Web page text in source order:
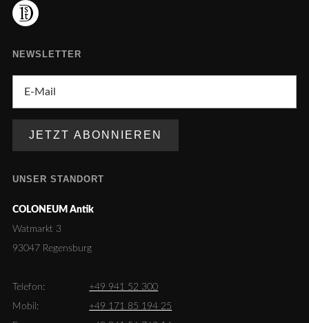
NEWSLETTER
UNSER STANDORT
COLONEUM Antik
Watmarkt 3
93047 Regensburg
Telefon:
+49 941 52 300
Mobil:
+49 171 85 194 25